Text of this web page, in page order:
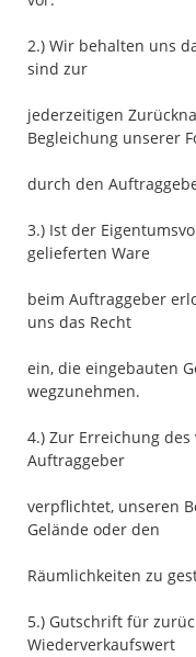
2.) Wir behalten uns
sind zur
jederzeitigen
Begleichung unserer
durch den
3.) Ist der
gelieferten Ware
beim Auftraggeber
uns das Recht
ein, die eingebauten
wegzunehmen.
4.) Zur Erreichung
Auftraggeber
verpflichtet, unseren
Gelände oder den
Räumlichkeiten zu
5.) Gutschrift für
Wiederverkaufswert